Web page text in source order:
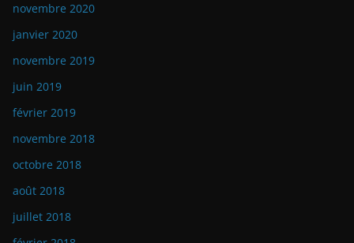
novembre 2020
janvier 2020
novembre 2019
juin 2019
février 2019
novembre 2018
octobre 2018
août 2018
juillet 2018